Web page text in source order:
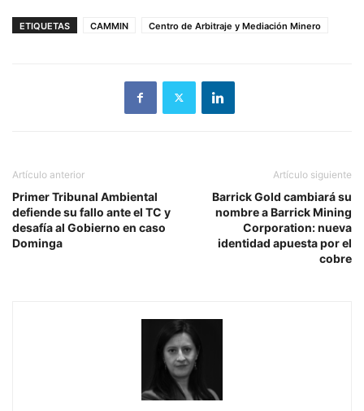
ETIQUETAS CAMMIN Centro de Arbitraje y Mediación Minero
Artículo anterior
Primer Tribunal Ambiental
defiende su fallo ante el TC y
desafía al Gobierno en caso
Dominga
Artículo siguiente
Barrick Gold cambiará su
nombre a Barrick Mining
Corporation: nueva
identidad apuesta por el
cobre